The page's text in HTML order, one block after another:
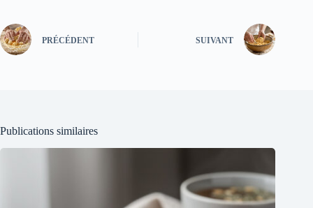
PRÉCÉDENT SUIVANT
Publications similaires